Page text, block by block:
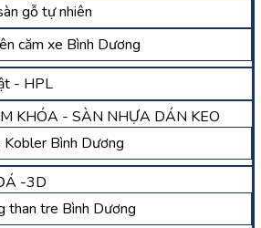
gỗ tự nhiên
căm xe Bình Dương
- HPL
KHÓA - SÀN NHỰA DÁN KEO
Kobler Bình Dương
-3D
than tre Bình Dương